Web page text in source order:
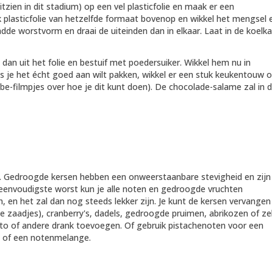
in dit stadium) op een vel plasticfolie en maak er een
van hetzelfde formaat bovenop en wikkel het mengsel
worstvorm en draai de uiteinden dan in elkaar. Laat in de
uit het folie en bestuif met poedersuiker. Wikkel hem nu in
je het écht goed aan wilt pakken, wikkel er een stuk keukentouw
filmpjes over hoe je dit kunt doen). De chocolade-salame zal in
kersen hebben een onweerstaanbare stevigheid en zijn
worst kun je alle noten en gedroogde vruchten
en het zal dan nog steeds lekker zijn. Je kunt de kersen vervangen
zaadjes), cranberry's, dadels, gedroogde pruimen, abrikozen of
of andere drank toevoegen. Of gebruik pistachenoten voor een
een notenmelange.